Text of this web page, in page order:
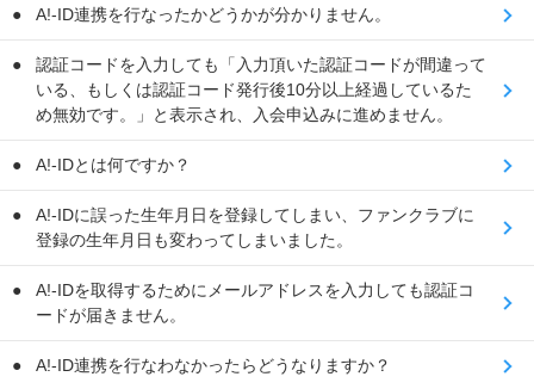
A!-ID連携を行なったかどうかが分かりません。
認証コードを入力しても「入力頂いた認証コードが間違って
いる、もしくは認証コード発行後10分以上経過しているた
め無効です。」と表示され、入会申込みに進めません。
A!-IDとは何ですか？
A!-IDに誤った生年月日を登録してしまい、ファンクラブに
登録の生年月日も変わってしまいました。
A!-IDを取得するためにメールアドレスを入力しても認証コ
ードが届きません。
A!-ID連携を行なわなかったらどうなりますか？